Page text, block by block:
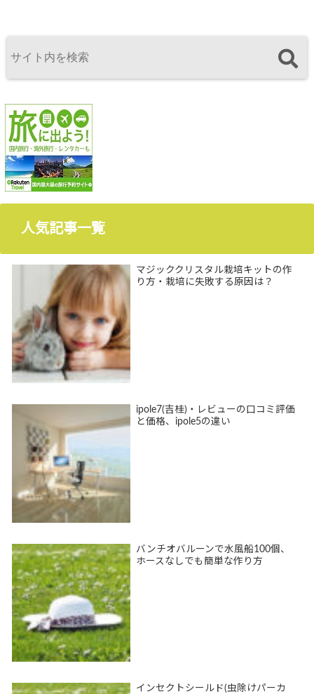
人気記事一覧
マジッククリスタル栽培キットの作
り方・栽培に失敗する原因は？
ipole7(吉桂)・レビューの口コミ評価
と価格、ipole5の違い
バンチオバルーンで水風船100個、
ホースなしでも簡単な作り方
インセクトシールド(虫除けパーカ